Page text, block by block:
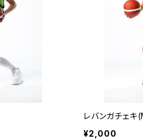
レバンガチェキ
¥2,000